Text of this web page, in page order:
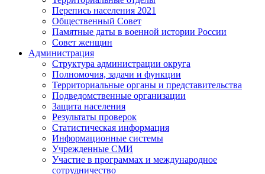
Перепись населения 2021
Общественный Совет
Памятные даты в военной истории России
Совет женщин
Администрация
Структура администрации округа
Полномочия, задачи и функции
Территориальные органы и представительства
Подведомственные организации
Защита населения
Результаты проверок
Статистическая информация
Информационные системы
Учрежденные СМИ
Участие в программах и международное
сотрудничество